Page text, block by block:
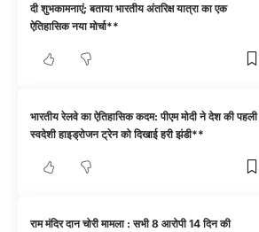
दी शुभकामनाएं; बताया भारतीय अंतरिक्ष यात्रा का एक
ऐतिहासिक नया मोर्चा**
भारतीय रेलवे का ऐतिहासिक कदम: पीएम मोदी ने देश की पहली
स्वदेशी हाइड्रोजन ट्रेन को दिखाई हरी झंडी**
राम मंदिर दान चोरी मामला : सभी 8 आरोपी 14 दिन की